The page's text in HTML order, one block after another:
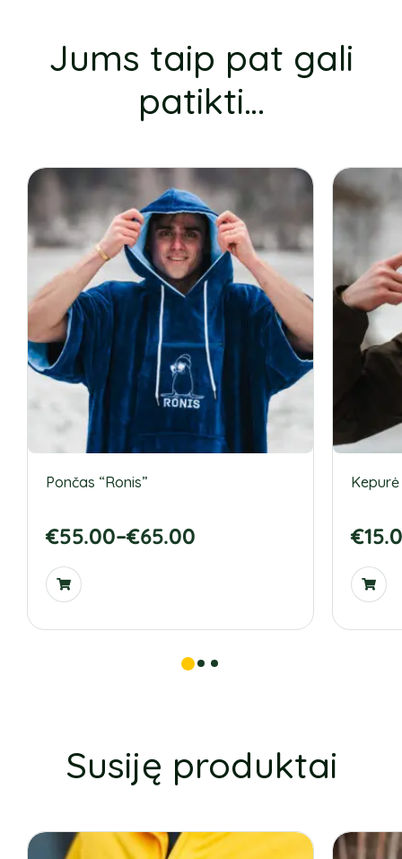
Jums taip pat gali
patikti…
Pončas “Ronis”
€55.00–€65.00
Kepurė
€
Susiję produktai